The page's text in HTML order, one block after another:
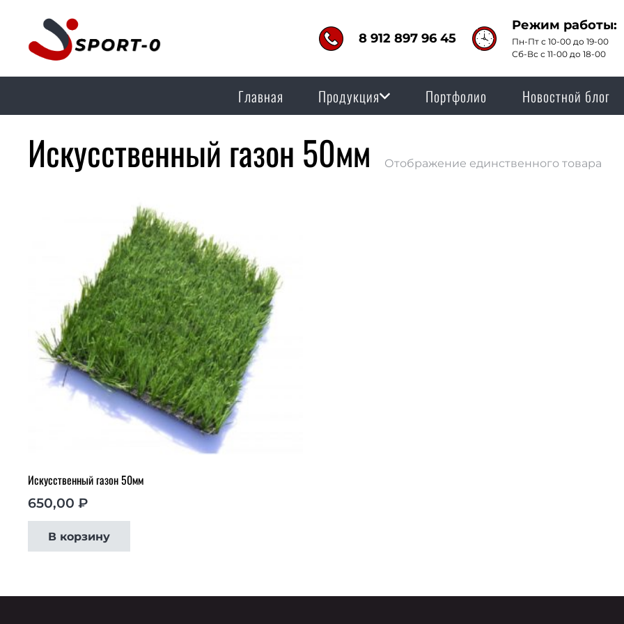
8 912 897 96 45
Режим работы:
Пн-Пт с 10-00 до 19-00
Сб-Вс с 11-00 до 18-00
Главная Продукция Портфолио Новостной блог
Искусственный газон 50мм Отображение единственного товара
Искусственный газон 50мм
650,00 ₽
В корзину